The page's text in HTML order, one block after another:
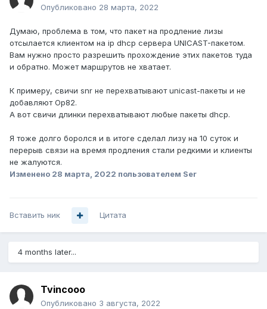
Опубликовано 28 марта, 2022
Думаю, проблема в том, что пакет на продление лизы
отсылается клиентом на ip dhcp сервера UNICAST-пакетом.
Вам нужно просто разрешить прохождение этих пакетов туда
и обратно. Может маршрутов не хватает.
К примеру, свичи snr не перехватывают unicast-пакеты и не
добавляют Op82.
А вот свичи длинки перехватывают любые пакеты dhcp.
Я тоже долго боролся и в итоге сделал лизу на 10 суток и
перерыв связи на время продления стали редкими и клиенты
не жалуются.
Изменено 28 марта, 2022 пользователем Ser
Вставить ник Цитата
4 months later...
Tvincooo
Опубликовано 3 августа, 2022